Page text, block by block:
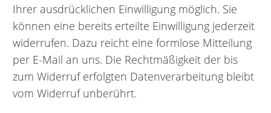
Ihrer ausdrücklichen Einwilligung möglich. Sie
können eine bereits erteilte Einwilligung jederzeit
widerrufen. Dazu reicht eine formlose Mitteilung
per E-Mail an uns. Die Rechtmäßigkeit der bis
zum Widerruf erfolgten Datenverarbeitung bleibt
vom Widerruf unberührt.